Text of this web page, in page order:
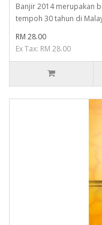
Banjir 2014 merupakan
tempoh 30 tahun di
RM 28.00
Ex Tax: RM 28.00